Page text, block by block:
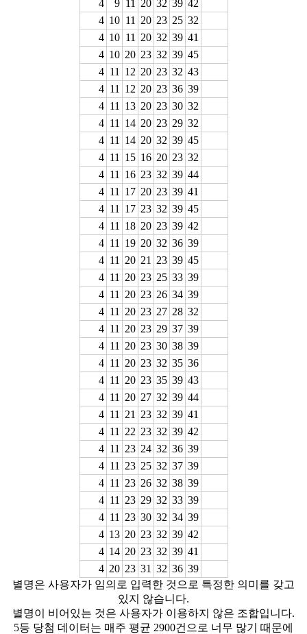
4
9 11 20 32 39 42
4 10 11 20 23 25 32
4 10 11 20 32 39 41
4 10 20 23 32 39 45
4 11 12 20 23 32 43
4 11 12 20 23 36 39
4 11 13 20 23 30 32
4 11 14 20 23 29 32
4 11 14 20 32 39 45
4 11 15 16 20 23 32
4 11 16 23 32 39 44
4 11 17 20 23 39 41
4 11 17 23 32 39 45
4 11 18 20 23 39 42
4 11 19 20 32 36 39
4 11 20 21 23 39 45
4 11 20 23 25 33 39
4 11 20 23 26 34 39
4 11 20 23 27 28 32
4 11 20 23 29 37 39
4 11 20 23 30 38 39
4 11 20 23 32 35 36
4 11 20 23 35 39 43
4 11 20 27 32 39 44
4 11 21 23 32 39 41
4 11 22 23 32 39 42
4 11 23 24 32 36 39
4 11 23 25 32 37 39
4 11 23 26 32 38 39
4 11 23 29 32 33 39
4 11 23 30 32 34 39
4 13 20 23 32 39 42
4 14 20 23 32 39 41
4 20 23 31 32 36 39
별명은 사용자가 임의로 입력한 것으로 특정한 의미를 갖고
있지 않습니다.
별명이 비어있는 것은 사용자가 이용하지 않은 조합입니다.
5등 당첨 데이터는 매주 평균 2900건으로 너무 많기 때문에